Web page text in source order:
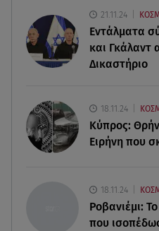
τον Δημήτρη
08.08.26 , 11:23
Νέο σκάνδαλο: Η UEFA
08.08.26 , 11:03
Νέες ταυτότητες: Πού
στοιχεία σας
08.08.26 , 10:47
Γουίλιαμ Όρμπιτ:
και συνεργάτης της
21.11.24
Εντάλματα
και Γκάλαντ
Δικαστήριο
18.11.24
Κύπρος:
Ειρήνη που
18.11.24
Ροβανιέμι:
που